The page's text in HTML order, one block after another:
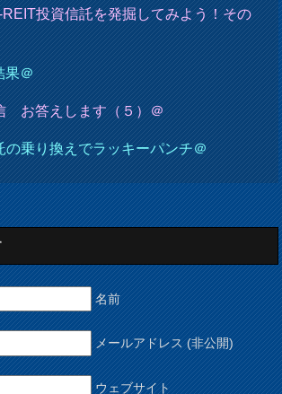
投資信託を発掘してみよう！その
＠
お答えします（５）＠
の乗り換えでラッキーパンチ＠
名前
メールアドレス (非公開)
ウェブサイト